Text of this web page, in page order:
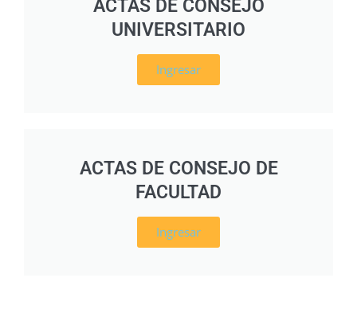
ACTAS DE CONSEJO
UNIVERSITARIO
Ingresar
ACTAS DE CONSEJO DE
FACULTAD
Ingresar